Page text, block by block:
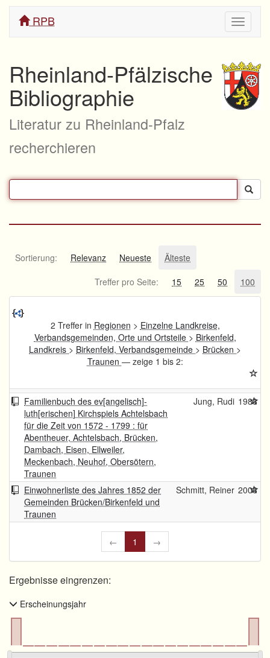
ein/
RPB
Rheinland-Pfälzische
Bibliographie
Literatur zu Rheinland-Pfalz
recherchieren
Sortierung: Relevanz Neueste
Älteste
Treffer pro Seite:
15 25 50 100
2 Treffer in Regionen > Einzelne Landkreise,
Verbandsgemeinden, Orte und Ortsteile > Birkenfeld,
Landkreis > Birkenfeld, Verbandsgemeinde > Brücken >
Traunen — zeige 1 bis 2:
Familienbuch des ev[angelisch]-
luth[erischen] Kirchspiels Achtelsbach
für die Zeit von 1572 - 1799 : für
Abentheuer, Achtelsbach, Brücken,
Dambach, Eisen, Ellweiler,
Meckenbach, Neuhof, Obersötern,
Traunen
Jung, Rudi 1988
Einwohnerliste des Jahres 1852 der
Gemeinden Brücken/Birkenfeld und
Traunen
Schmitt, Reiner 2008
← 1 →
Ergebnisse eingrenzen:
Erscheinungsjahr